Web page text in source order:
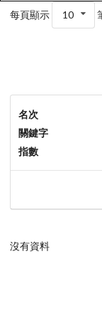
每頁顯示 10
名次
關鍵字
指數
沒有資料